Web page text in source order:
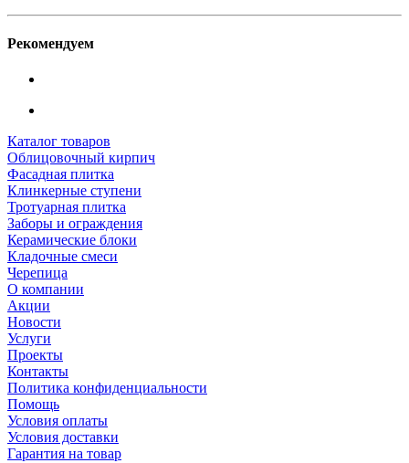
Рекомендуем
Каталог товаров
Облицовочный кирпич
Фасадная плитка
Клинкерные ступени
Тротуарная плитка
Заборы и ограждения
Керамические блоки
Кладочные смеси
Черепица
О компании
Акции
Новости
Услуги
Проекты
Контакты
Политика конфиденциальности
Помощь
Условия оплаты
Условия доставки
Гарантия на товар